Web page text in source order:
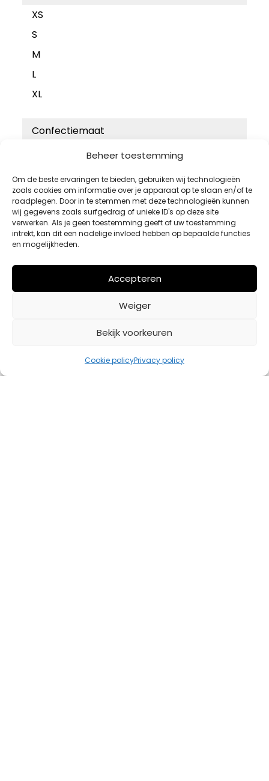
Beheer toestemming
Om de beste ervaringen te bieden, gebruiken wij technologieën
zoals cookies om informatie over je apparaat op te slaan en/of te
raadplegen. Door in te stemmen met deze technologieën kunnen
wij gegevens zoals surfgedrag of unieke ID's op deze site
verwerken. Als je geen toestemming geeft of uw toestemming
intrekt, kan dit een nadelige invloed hebben op bepaalde functies
en mogelijkheden.
Accepteren
Weiger
Bekijk voorkeuren
Cookie policyPrivacy policy
XS
S
M
L
XL
Confectiemaat
50
52
54